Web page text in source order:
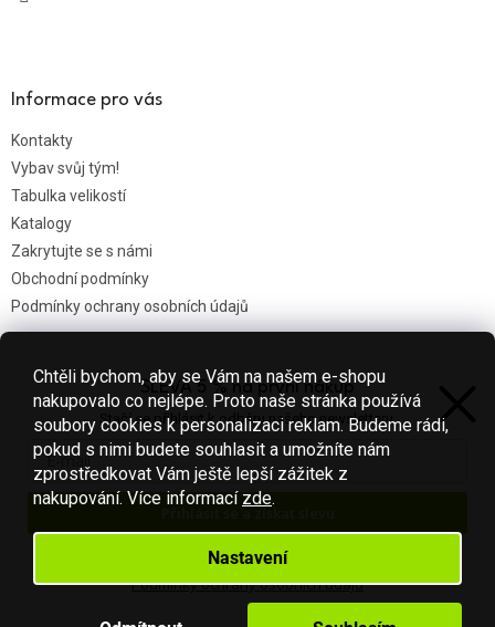
Chtěli bychom, aby se Vám na našem e-shopu
nakupovalo co nejlépe. Proto naše stránka používá
soubory cookies k personalizaci reklam. Budeme rádi,
pokud s nimi budete souhlasit a umožníte nám
zprostředkovat Vám ještě lepší zážitek z
nakupování. Více informací zde.
Nastavení
Informace pro vás
Kontakty
Vybav svůj tým!
Tabulka velikostí
Katalogy
Zakrytujte se s námi
Obchodní podmínky
Podmínky ochrany osobních údajů
Nákupní košík
0KS /0 KČ
SLEVA 5 % na první nákup
Stačí se přihlásit k odběru našeho newsletteru.
Přihlásit se a získat slevu
Váš e-mail je u nás v bezpečí.
Podmínky ochrany osobních údajů